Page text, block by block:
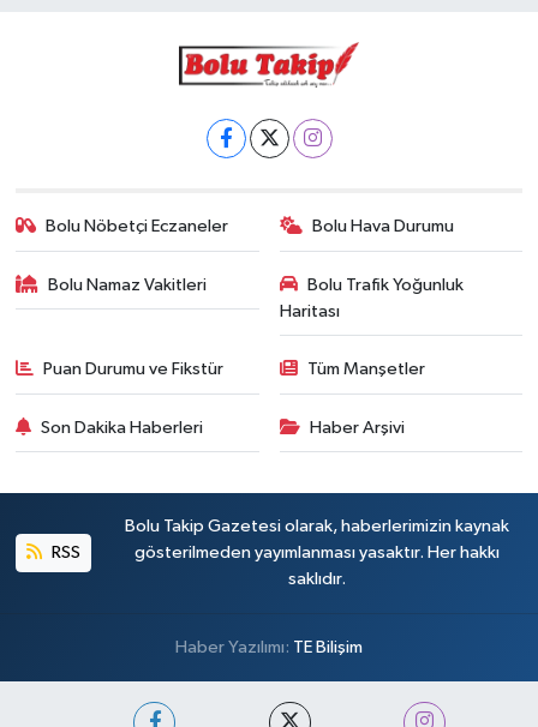
Bolu Nöbetçi Eczaneler Bolu Hava Durumu
Bolu Namaz Vakitleri
Bolu Trafik Yoğunluk
Haritası
Puan Durumu ve Fikstür Tüm Manşetler
Son Dakika Haberleri Haber Arşivi
RSS
Bolu Takip Gazetesi olarak, haberlerimizin kaynak
gösterilmeden yayımlanması yasaktır. Her hakkı
saklıdır.
Haber Yazılımı: TE Bilişim